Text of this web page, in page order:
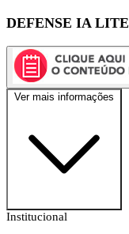
DEFENSE IA LITE
Ver mais informações
Institucional